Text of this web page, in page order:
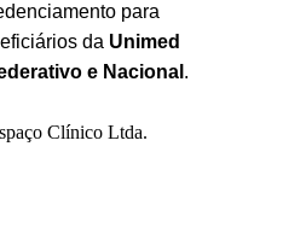
para
da Unimed
e Nacional .
Clínico Ltda.